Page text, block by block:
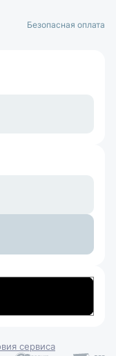
Безопасная оплата
сервиса